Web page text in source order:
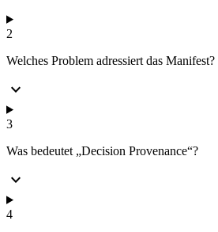
2
Welches Problem adressiert das Manifest?
expand_more
3
Was bedeutet „Decision Provenance“?
expand_more
4